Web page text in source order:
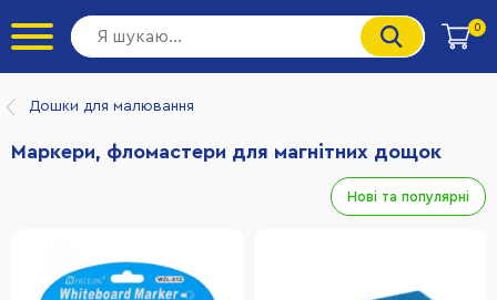
0
Дошки для малювання
Маркери, фломастери для магнітних дощок
Нові та популярні